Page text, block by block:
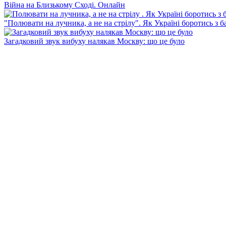
Війна на Близькому Сході. Онлайн
"Полювати на лучника, а не на стрілу". Як Україні боротись з
Загадковий звук вибуху налякав Москву: що це було